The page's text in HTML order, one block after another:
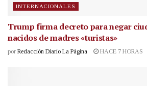
INTERNACIONALES
Trump firma decreto para negar
nacidos de madres «turistas»
por Redacción Diario La Página HACE 7 HORAS